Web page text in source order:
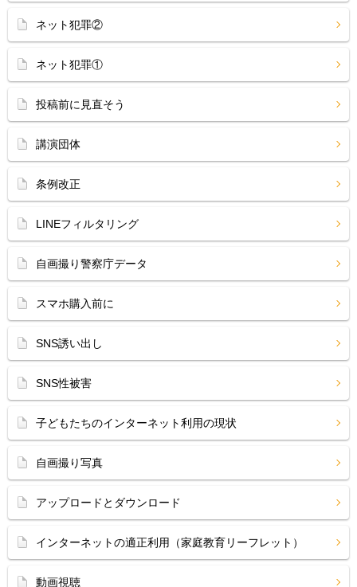
ネット犯罪②
ネット犯罪①
投稿前に見直そう
講演団体
条例改正
LINEフィルタリング
自画撮り警察庁データ
スマホ購入前に
SNS誘い出し
SNS性被害
子どもたちのインターネット利用の現状
自画撮り写真
アップロードとダウンロード
インターネットの適正利用（家庭教育リーフレット）
動画視聴